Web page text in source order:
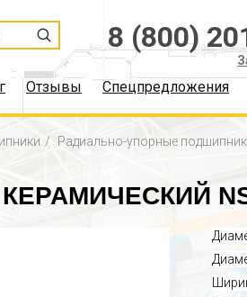
8 (800)
Отзывы Спецпредложения
Радиально-упорные